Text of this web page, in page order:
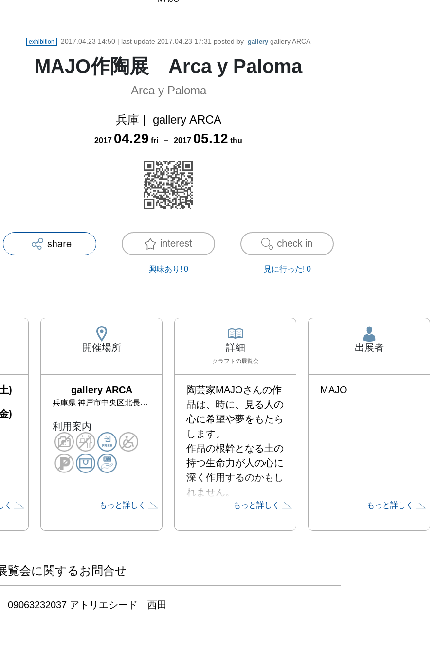
exhibition 2017.04.23 14:50 | last update 2017.04.23 17:31 posted by gallery gallery ARCA
MAJO作陶展 Arca y Paloma
Arca y Paloma
兵庫 | gallery ARCA
2017 04.29 fri － 2017 05.12 thu
興味あり! 0 見に行った! 0
)
)
く
開催場所
gallery ARCA
兵庫県 神戸市中央区北長狭通4丁目7-3-201
利用案内
もっと詳しく
詳細
クラフト の展覧会
陶芸家MAJOさんの作
品は、時に、見る人の
心に希望や夢をもたら
します。
作品の根幹となる土の
持つ生命力が人の心に
深く作用するのかもし
れません。
もっと詳しく
出展者
MAJO
もっと詳しく
覧会に関するお問合せ
09063232037 アトリエシード　西田